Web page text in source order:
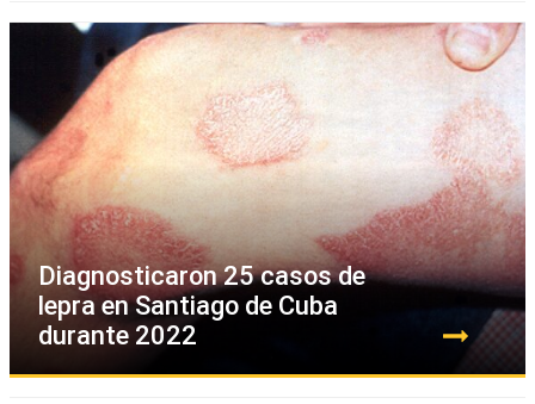
Diagnosticaron 25 casos de
lepra en Santiago de Cuba
durante 2022